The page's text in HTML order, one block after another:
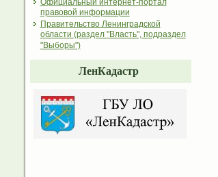
Официальный интернет-портал
правовой информации
Правительство Ленинградской
области (раздел "Власть", подраздел
"Выборы")
ЛенКадастр